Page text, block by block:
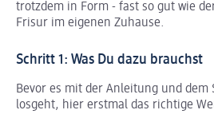
trotzdem in Form - fast so gut wie
Frisur im eigenen Zuhause.
Schritt 1: Was Du dazu brauchst
Bevor es mit der Anleitung und dem
losgeht, hier erstmal das richtige